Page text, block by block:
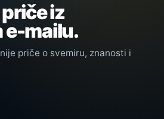
iz
e-mailu.
priče o svemiru, znanosti i